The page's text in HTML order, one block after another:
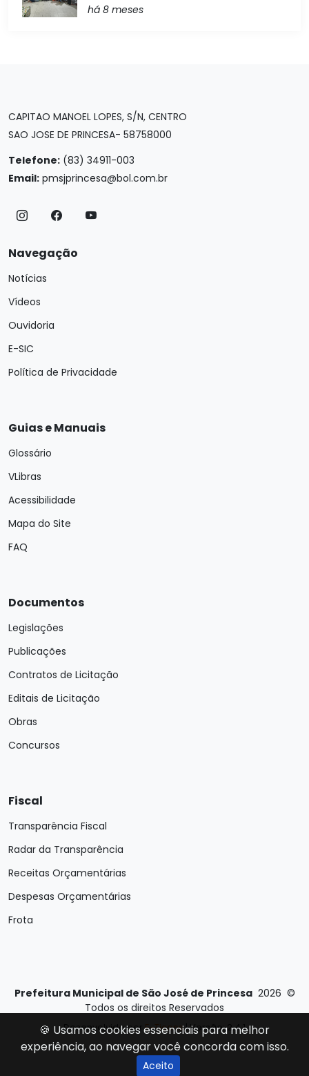
há 8 meses
CAPITAO MANOEL LOPES, S/N, CENTRO
SAO JOSE DE PRINCESA- 58758000
Telefone: (83) 34911-003
Email: pmsjprincesa@bol.com.br
Navegação
Notícias
Vídeos
Ouvidoria
E-SIC
Política de Privacidade
Guias e Manuais
Glossário
VLibras
Acessibilidade
Mapa do Site
FAQ
Documentos
Legislações
Publicações
Contratos de Licitação
Editais de Licitação
Obras
Concursos
Fiscal
Transparência Fiscal
Radar da Transparência
Receitas Orçamentárias
Despesas Orçamentárias
Frota
Prefeitura Municipal de São José de Princesa 2026 ©
Todos os direitos Reservados
Desenvolvido porE-Ticons| Versão: 2.4.1
🍪 Usamos cookies essenciais para melhor
experiência, ao navegar você concorda com isso.
Aceito